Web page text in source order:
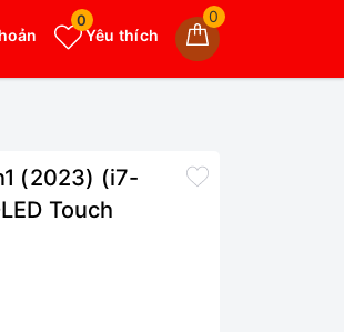
0
Yêu thích
0
(2023) (i7-
Touch